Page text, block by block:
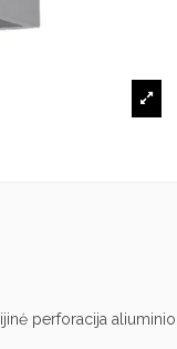
perforacija